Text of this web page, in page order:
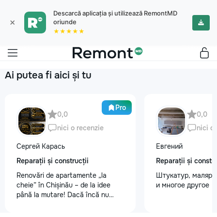
×
Descarcă aplicația și utilizează RemontMD
oriunde
★★★★★
Ai putea fi aici și tu
Pro
0,0
nici o recenzie
Сергей Карась
Reparații și construcții
Renovări de apartamente „la
cheie” în Chișinău – de la idee
până la mutare! Dacă încă nu
0,0
nici o
Евгений
Reparații și
Штукатур, маляр ,
и многое другое